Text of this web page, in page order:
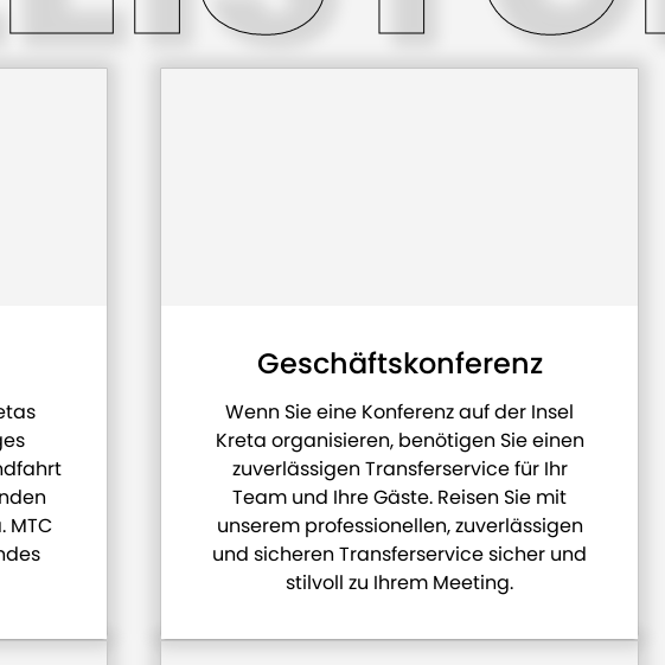
MTC
Geschäftskonferenz
Wenn Sie eine Konferenz auf der Insel
Kreta organisieren, benötigen Sie einen
zuverlässigen Transferservice für Ihr
Team und Ihre Gäste. Reisen Sie mit
unserem professionellen, zuverlässigen
und sicheren Transferservice sicher und
stilvoll zu Ihrem Meeting.